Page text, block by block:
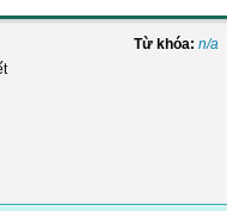
Từ khóa: n/a